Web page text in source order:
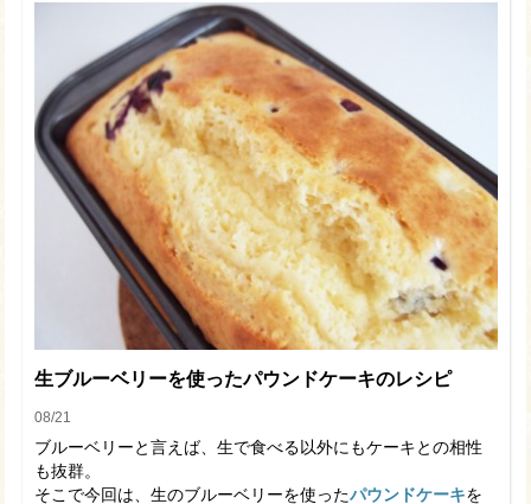
生ブルーベリーを使ったパウンドケーキのレシピ
08/21
ブルーベリーと言えば、生で食べる以外にもケーキとの相性
も抜群。
そこで今回は、生のブルーベリーを使ったパウンドケーキを